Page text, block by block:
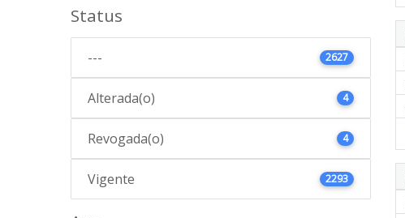
Status
--- 2627
Alterada(o) 4
Revogada(o) 4
Vigente 2293